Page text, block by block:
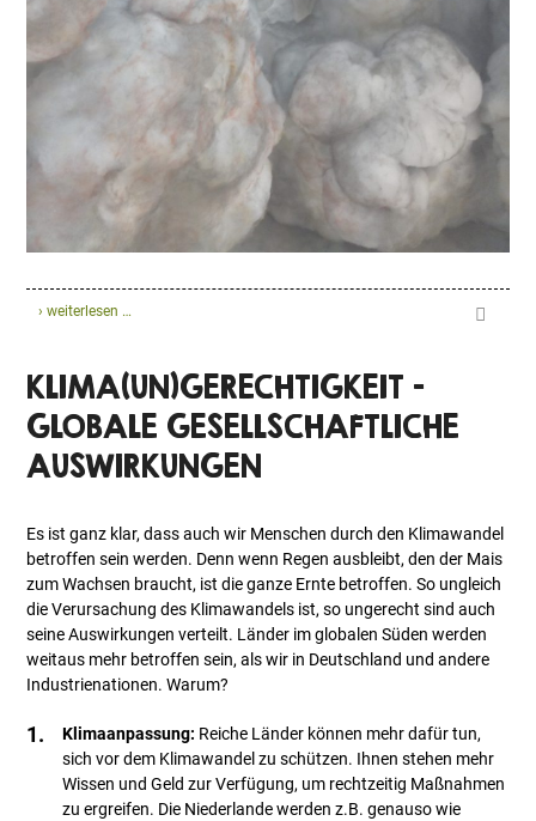
› weiterlesen …
KLIMA(UN)GERECHTIGKEIT –
GLOBALE GESELLSCHAFTLICHE
AUSWIRKUNGEN
Es ist ganz klar, dass auch wir Menschen durch den Klimawandel
betroffen sein werden. Denn wenn Regen ausbleibt, den der Mais
zum Wachsen braucht, ist die ganze Ernte betroffen. So ungleich
die Verursachung des Klimawandels ist, so ungerecht sind auch
seine Auswirkungen verteilt. Länder im globalen Süden werden
weitaus mehr betroffen sein, als wir in Deutschland und andere
Industrienationen. Warum?
Klimaanpassung: Reiche Länder können mehr dafür tun,
sich vor dem Klimawandel zu schützen. Ihnen stehen mehr
Wissen und Geld zur Verfügung, um rechtzeitig Maßnahmen
zu ergreifen. Die Niederlande werden z.B. genauso wie